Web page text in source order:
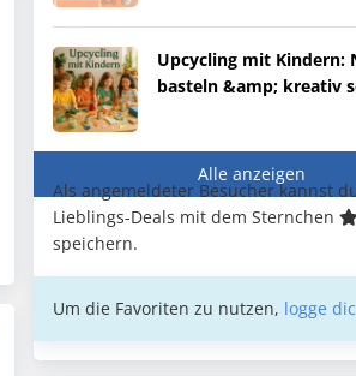
Upcycling mit Kindern:
basteln &amp; kreativ
Alle anzeigen
Als angemeldeter Besucher kannst
Lieblings-Deals mit dem Sternchen
speichern.
Um die Favoriten zu nutzen, logge